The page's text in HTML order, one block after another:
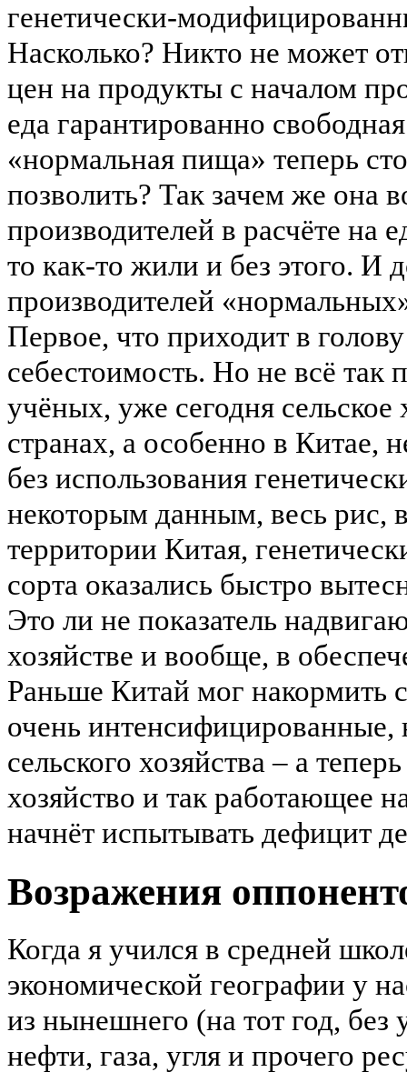
генетически-
Насколько? Никто не может
цен на продукты с началом
еда гарантированно
«нормальная пища» теперь
позволить? Так зачем же
производителей в расчёте
то как-то жили и без этого.
производителей
Первое, что приходит в
себестоимость. Но не всё
учёных, уже сегодня
странах, а особенно в Китае,
без использования
некоторым данным, весь рис,
территории Китая,
сорта оказались быстро
Это ли не показатель
хозяйстве и вообще, в
Раньше Китай мог накормить
очень
сельского хозяйства – а
хозяйство и так работающее
начнёт испытывать дефицит
Возражения
Когда я учился в средней
экономической географии у
из нынешнего (на тот год, без
нефти, газа, угля и прочего